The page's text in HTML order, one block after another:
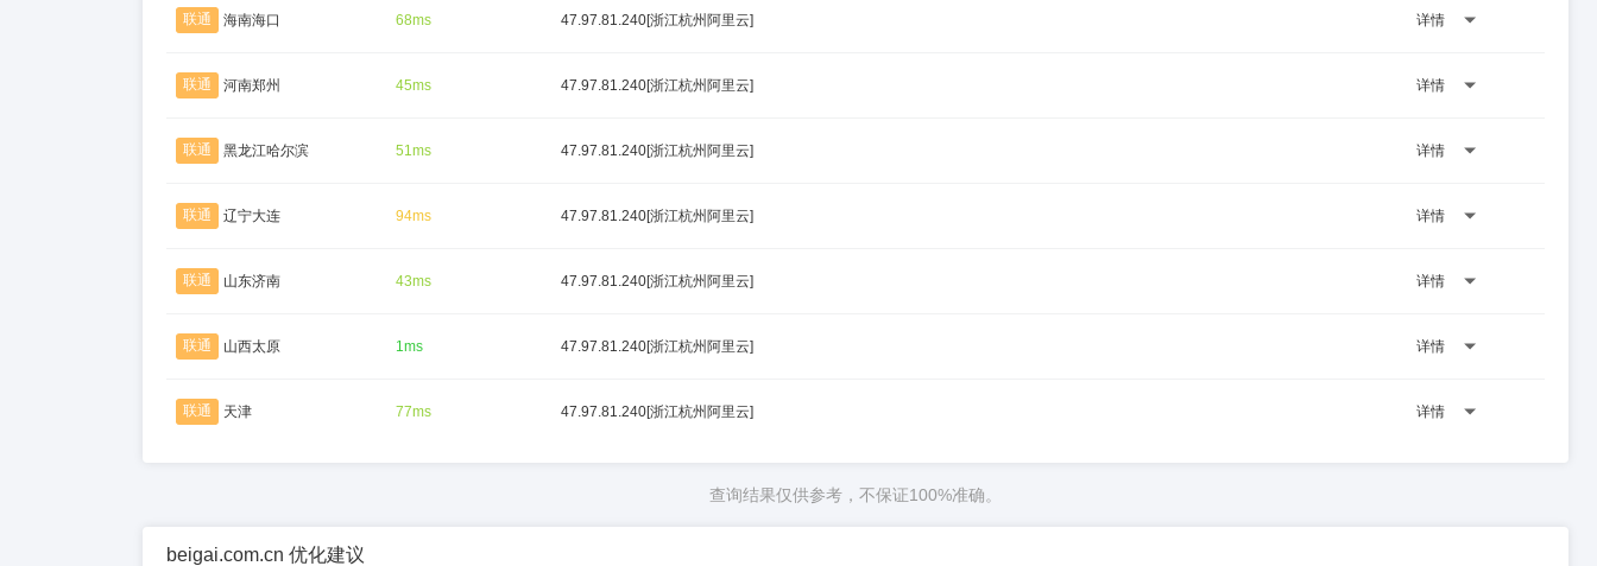
联通 海南海口 68ms 47.97.81.240[浙江杭州阿里云] 详情
联通 河南郑州 45ms 47.97.81.240[浙江杭州阿里云] 详情
联通 黑龙江哈尔滨 51ms 47.97.81.240[浙江杭州阿里云] 详情
联通 辽宁大连 94ms 47.97.81.240[浙江杭州阿里云] 详情
联通 山东济南 43ms 47.97.81.240[浙江杭州阿里云] 详情
联通 山西太原 1ms 47.97.81.240[浙江杭州阿里云] 详情
联通 天津 77ms 47.97.81.240[浙江杭州阿里云] 详情
查询结果仅供参考，不保证100%准确。
beigai.com.cn 优化建议